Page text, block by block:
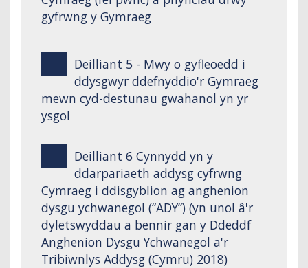
gyfrwng y Gymraeg
Deilliant 5 - Mwy o gyfleoedd i
ddysgwyr ddefnyddio'r Gymraeg
mewn cyd-destunau gwahanol yn yr
ysgol
Deilliant 6 Cynnydd yn y
ddarpariaeth addysg cyfrwng
Cymraeg i ddisgyblion ag anghenion
dysgu ychwanegol (“ADY”) (yn unol â'r
dyletswyddau a bennir gan y Ddeddf
Anghenion Dysgu Ychwanegol a'r
Tribiwnlys Addysg (Cymru) 2018)